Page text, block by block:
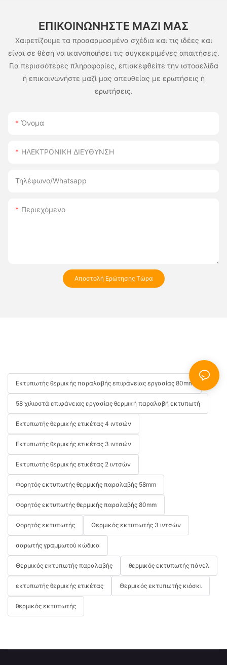
ΕΠΙΚΟΙΝΩΝΉΣΤΕ ΜΑΖΊ ΜΑΣ
Χαιρετίζουμε τα προσαρμοσμένα σχέδια και τις ιδέες και
είναι σε θέση να ικανοποιήσει τις συγκεκριμένες απαιτήσεις.
Για περισσότερες πληροφορίες, επισκεφθείτε την ιστοσελίδα
ή επικοινωνήστε μαζί μας απευθείας με ερωτήσεις ή
ερωτήσεις.
Όνομα
ΗΛΕΚΤΡΟΝΙΚΗ ΔΙΕΥΘΥΝΣΗ
Τηλέφωνο/whatsapp
Περιεχόμενο
Αποστολή Ερώτησης Τώρα
Εκτυπωτής θερμικής παραλαβής επιφάνειας εργασίας 80mm
58 χιλιοστά επιφάνειας εργασίας θερμική παραλαβή εκτυπωτή
Εκτυπωτής θερμικής ετικέτας 4 ιντσών
Εκτυπωτής θερμικής ετικέτας 3 ιντσών
Εκτυπωτής θερμικής ετικέτας 2 ιντσών
Φορητός εκτυπωτής θερμικής παραλαβής 58mm
Φορητός εκτυπωτής θερμικής παραλαβής 80mm
Φορητός εκτυπωτής Θερμικός εκτυπωτής 3 ιντσών
σαρωτής γραμμωτού κώδικα
Θερμικός εκτυπωτής παραλαβής θερμικός εκτυπωτής πάνελ
εκτυπωτής θερμικής ετικέτας Θερμικός εκτυπωτής κιόσκι
θερμικός εκτυπωτής